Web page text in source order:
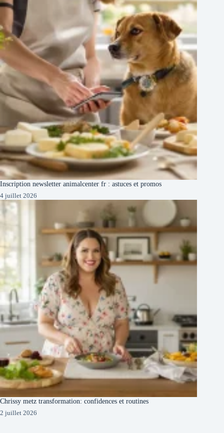
Inscription newsletter animalcenter fr : astuces et promos
4 juillet 2026
Chrissy metz transformation: confidences et routines
2 juillet 2026